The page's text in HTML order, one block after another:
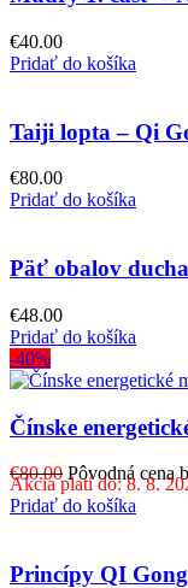
€40.00
Pridať do košíka
Taiji lopta – Qi
€80.00
Pridať do košíka
Päť obalov
€48.00
Pridať do košíka
-40%
Čínske
€80.00 Pôvodná cena
Akcia platí do: 8. 8.
Pridať do košíka
Princípy QI